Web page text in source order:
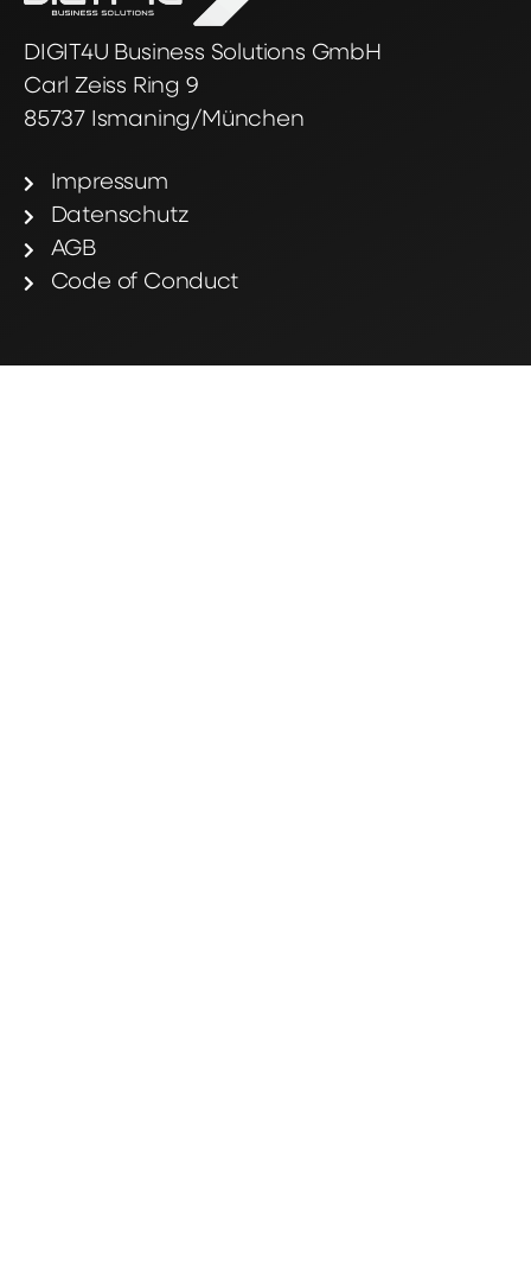
DIGIT4U Business Solutions GmbH
Carl Zeiss Ring 9
85737 Ismaning/München
Impressum
Datenschutz
AGB
Code of Conduct